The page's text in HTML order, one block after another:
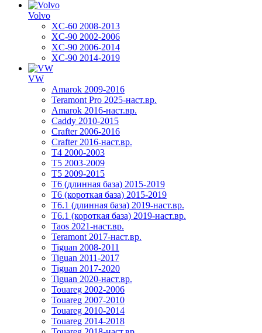
Volvo
XC-60 2008-2013
XC-90 2002-2006
XC-90 2006-2014
XC-90 2014-2019
VW
Amarok 2009-2016
Teramont Pro 2025-наст.вр.
Amarok 2016-наст.вр.
Caddy 2010-2015
Crafter 2006-2016
Crafter 2016-наст.вр.
T4 2000-2003
T5 2003-2009
T5 2009-2015
T6 (длинная база) 2015-2019
Т6 (короткая база) 2015-2019
T6.1 (длинная база) 2019-наст.вр.
T6.1 (короткая база) 2019-наст.вр.
Taos 2021-наст.вр.
Teramont 2017-наст.вр.
Tiguan 2008-2011
Tiguan 2011-2017
Tiguan 2017-2020
Tiguan 2020-наст.вр.
Touareg 2002-2006
Touareg 2007-2010
Touareg 2010-2014
Touareg 2014-2018